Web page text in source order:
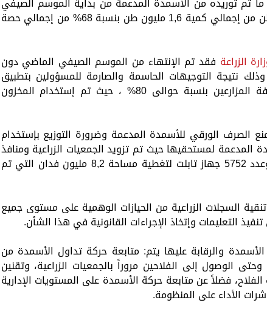
2024 حتى نهاية الموسم حوالى 1,1 مليون طن من إجمالي كمية 1,6 مليون طن بنسبة 68% من إجمالي حصة
الزراعة فقد تم الإنتهاء من الموسم الصيفي الماضي دون
نتيجة التوجيهات الحاسمة والصارمة للمسؤولين بتطبيق
سياسة العدالة في توزيع الأسمدة على كافة المزارعين بنسبة حوالى 80% ، حيث تم إستخدام المخزون
الصرف الورقي للأسمدة المدعمة وضرورة التوزيع بإستخدام
لمستحقيها حيث تم تزويد الجمعيات الزراعية ومنافذ
التوزيع بعدد 5827 نقطة بيع (ماكينة POS) وعدد 5752 جهاز تابلت لتغطية مساحة 8,2 مليون فدان التي تم
السجلات الزراعية من الحيازات الوهمية على مستوى جميع
التعليمات وإتخاذ الإجراءات القانونية في هذا الشأن.
والرقابة عليها يتم: متابعة حركة تداول الأسمدة من
الوصول إلى الفلاحين مروراً بالجمعيات الزراعية، وتقنين
فضلاً عن متابعة حركة الأسمدة على المستويات الإدارية
الأداء على المنظومة.